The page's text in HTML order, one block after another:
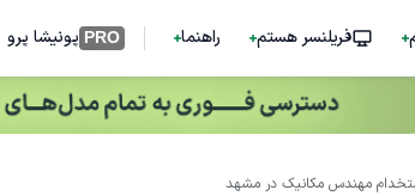
فریلنسر هستم راهنما PRO پونیشا پرو
مهندس مکانیک در مشهد